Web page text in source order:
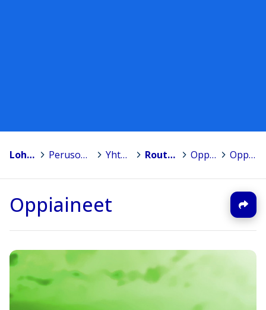
Lohja, Lojo Perusopetus - Grundläggande utbildning Yhtenäiskoulut > Routionmäen yhtenäiskoulu Oppiminen Oppiaineet
Oppiaineet